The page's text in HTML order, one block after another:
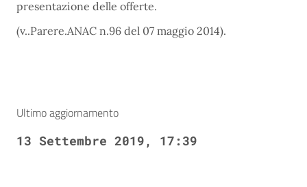
presentazione delle offerte.
(v..Parere.ANAC n.96 del 07 maggio 2014).
Ultimo aggiornamento
13 Settembre 2019, 17:39